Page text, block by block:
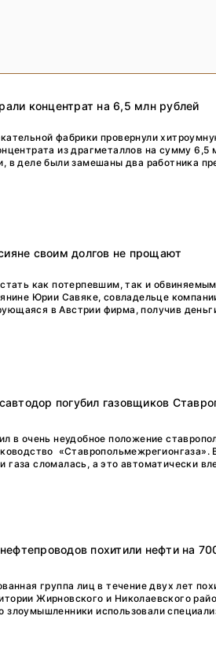
концентрат на 6,5 млн рублей
фабрики провернули
из драгметаллов на сумму
в деле были замешаны два работника
своим долгов не прощают
как потерпевшим, так и
Юрии Савяке, совладельце
в Австрии фирма, получив
погубил газовщиков
в очень неудобное положение
сломалась, а это автоматически
похитили нефти на
группа лиц в течение двух лет
Жирновского и Николаевского
злоумышленники использовали